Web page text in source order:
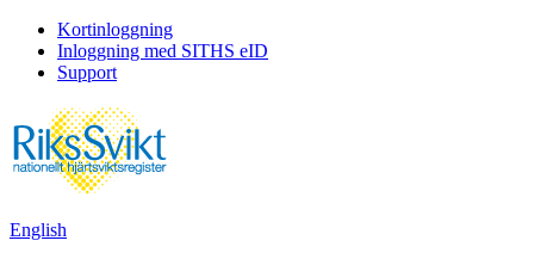
Kortinloggning
Inloggning med SITHS eID
Support
English